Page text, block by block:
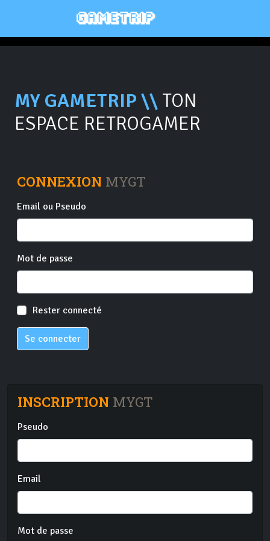
MY GAMETRIP \\ TON
ESPACE RETROGAMER
CONNEXION MYGT
Email ou Pseudo
Mot de passe
Rester connecté
Se connecter
INSCRIPTION MYGT
Pseudo
Email
Mot de passe